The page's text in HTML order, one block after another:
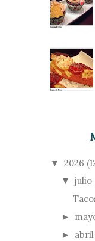
▼ 2026
▼ julio
►
► abril